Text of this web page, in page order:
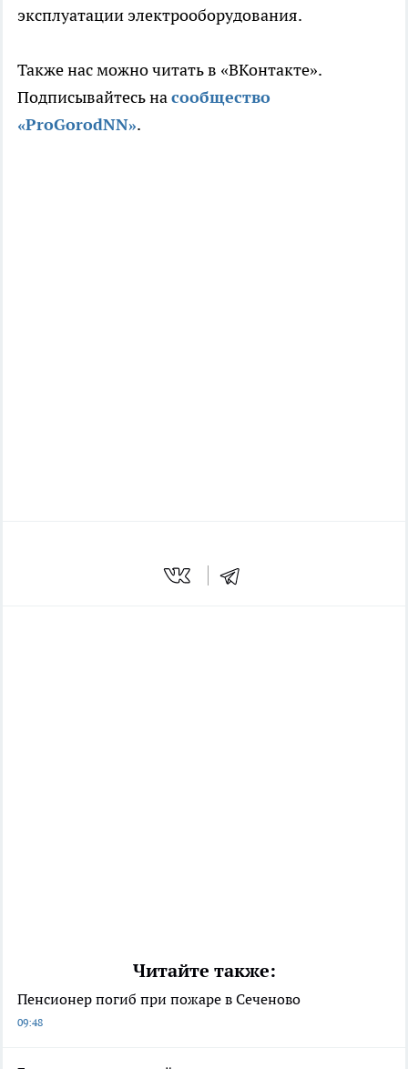
эксплуатации электрооборудования.
Также нас можно читать в «ВКонтакте».
Подписывайтесь насообщество
«ProGorodNN».
Читайте также:
Пенсионер погиб при пожаре в Сеченово
09:48